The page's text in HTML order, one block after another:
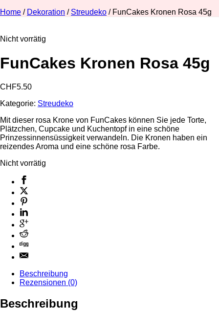
Home / Dekoration / Streudeko / FunCakes Kronen Rosa 45g
Nicht vorrätig
FunCakes Kronen Rosa 45g
CHF5.50
Kategorie: Streudeko
Mit dieser rosa Krone von FunCakes können Sie jede Torte,
Plätzchen, Cupcake und Kuchentopf in eine schöne
Prinzessinnensüssigkeit verwandeln. Die Kronen haben ein
reizendes Aroma und eine schöne rosa Farbe.
Nicht vorrätig
Beschreibung
Rezensionen (0)
Beschreibung